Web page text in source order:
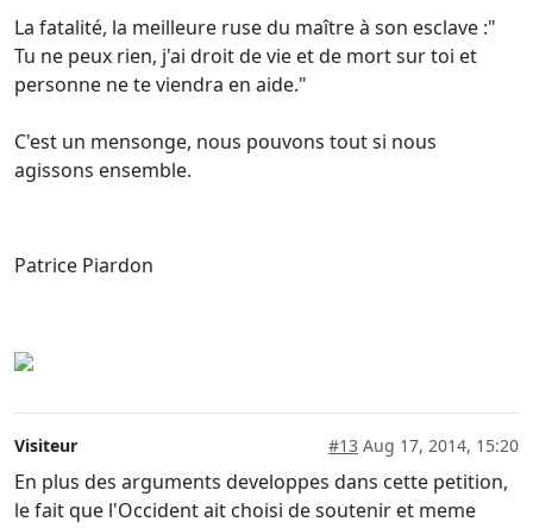
La fatalité, la meilleure ruse du maître à son esclave :"
Tu ne peux rien, j'ai droit de vie et de mort sur toi et
personne ne te viendra en aide."
C'est un mensonge, nous pouvons tout si nous
agissons ensemble.
Patrice Piardon
Visiteur #13 Aug 17, 2014, 15:20
En plus des arguments developpes dans cette petition,
le fait que l'Occident ait choisi de soutenir et meme